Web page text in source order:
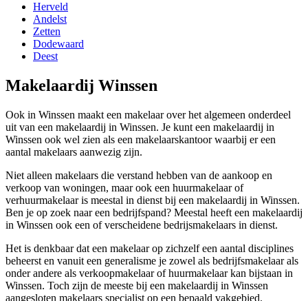
Herveld
Andelst
Zetten
Dodewaard
Deest
Makelaardij Winssen
Ook in Winssen maakt een makelaar over het algemeen onderdeel
uit van een makelaardij in Winssen. Je kunt een makelaardij in
Winssen ook wel zien als een makelaarskantoor waarbij er een
aantal makelaars aanwezig zijn.
Niet alleen makelaars die verstand hebben van de aankoop en
verkoop van woningen, maar ook een huurmakelaar of
verhuurmakelaar is meestal in dienst bij een makelaardij in Winssen.
Ben je op zoek naar een bedrijfspand? Meestal heeft een makelaardij
in Winssen ook een of verscheidene bedrijsmakelaars in dienst.
Het is denkbaar dat een makelaar op zichzelf een aantal disciplines
beheerst en vanuit een generalisme je zowel als bedrijfsmakelaar als
onder andere als verkoopmakelaar of huurmakelaar kan bijstaan in
Winssen. Toch zijn de meeste bij een makelaardij in Winssen
aangesloten makelaars specialist op een bepaald vakgebied.